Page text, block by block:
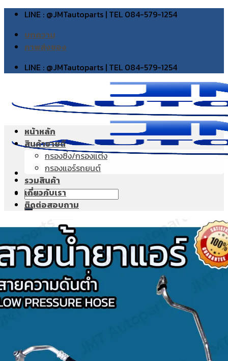
Skip
content
LINE : @JMTautoparts | TEL 084-579-1254
บทความ
ภาพส่งของ
LINE : @JMTautoparts | TEL 084-579-1254
Search
for:
Search
for:
หน้าหลัก
สินค้าขายดี
กรองซิ่ง/กรองแต่ง
กรองแอร์รถยนต์
รวมสินค้า
เกี่ยวกับเรา
ติดต่อสอบถาม